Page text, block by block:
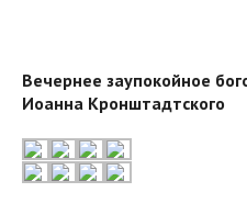
Вечернее заупокойное
Иоанна Кронштадтского